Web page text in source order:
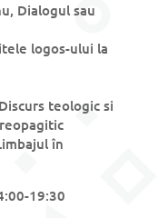
Dialogul sau
logos-ului la
teologic si
în
19:30